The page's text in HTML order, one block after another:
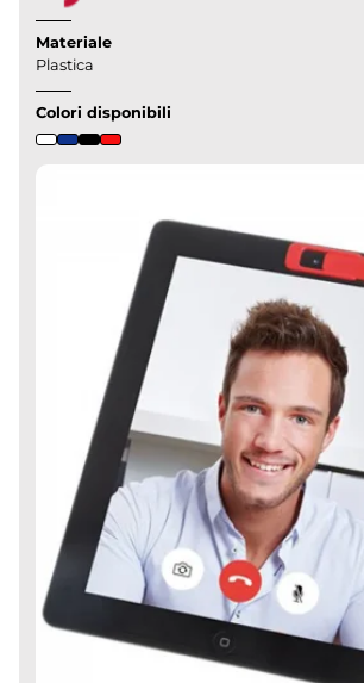
Materiale
Plastica
Colori disponibili